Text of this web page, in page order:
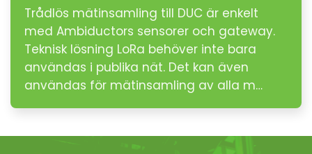
Trådlös mätinsamling till DUC är enkelt
med Ambiductors sensorer och gateway.
Teknisk lösning LoRa behöver inte bara
användas i publika nät. Det kan även
användas för mätinsamling av alla m…